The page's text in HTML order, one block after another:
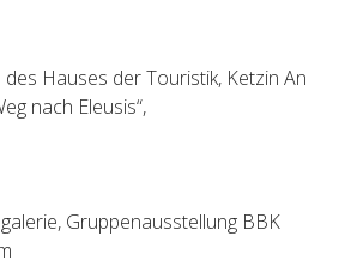
Hauses der Touristik, Ketzin An
nach Eleusis“,
Gruppenausstellung BBK